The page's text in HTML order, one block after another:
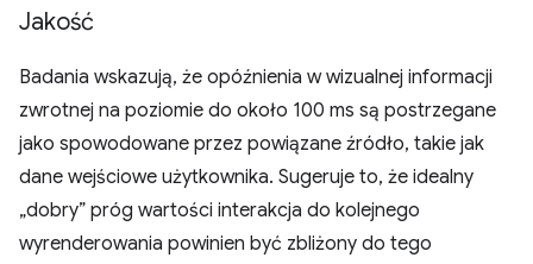
Jakość
Badania wskazują, że opóźnienia w wizualnej informacji
zwrotnej na poziomie do około 100 ms są postrzegane
jako spowodowane przez powiązane źródło, takie jak
dane wejściowe użytkownika. Sugeruje to, że idealny
„dobry” próg wartości interakcja do kolejnego
wyrenderowania powinien być zbliżony do tego